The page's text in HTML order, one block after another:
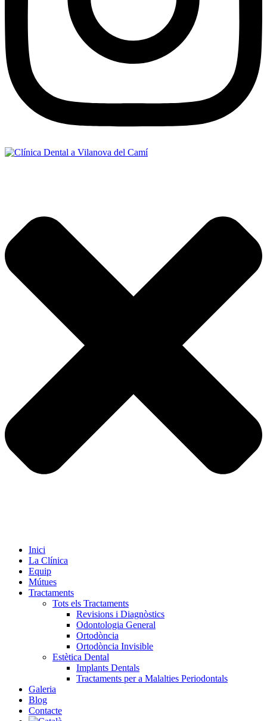
Inici
La Clínica
Equip
Mútues
Tractaments
Tots els Tractaments
Revisions i Diagnòstics
Odontologia General
Ortodòncia
Ortodòncia Invisible
Estètica Dental
Implants Dentals
Tractaments per a Malalties Periodontals
Galeria
Blog
Contacte